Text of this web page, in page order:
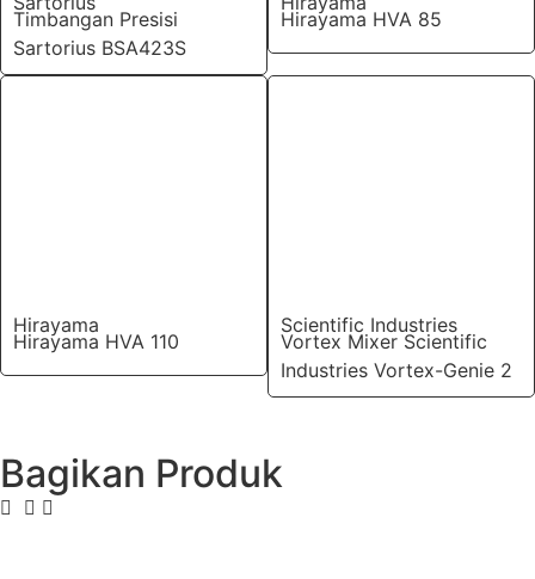
Timbangan Presisi
Sartorius BSA423S
Hirayama HVA 85
Hirayama
Hirayama HVA 110
Scientific Industries
Vortex Mixer Scientific
Industries Vortex-Genie 2
Bagikan Produk